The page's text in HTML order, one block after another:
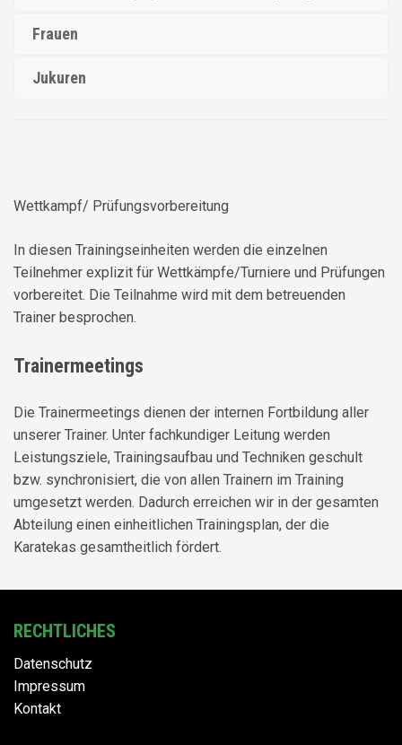
Frauen
Jukuren
Wettkampf/ Prüfungsvorbereitung
In diesen Trainingseinheiten werden die einzelnen
Teilnehmer explizit für Wettkämpfe/Turniere und Prüfungen
vorbereitet. Die Teilnahme wird mit dem betreuenden
Trainer besprochen.
Trainermeetings
Die Trainermeetings dienen der internen Fortbildung aller
unserer Trainer. Unter fachkundiger Leitung werden
Leistungsziele, Trainingsaufbau und Techniken geschult
bzw. synchronisiert, die von allen Trainern im Training
umgesetzt werden. Dadurch erreichen wir in der gesamten
Abteilung einen einheitlichen Trainingsplan, der die
Karatekas gesamtheitlich fördert.
RECHTLICHES
Datenschutz
Impressum
Kontakt